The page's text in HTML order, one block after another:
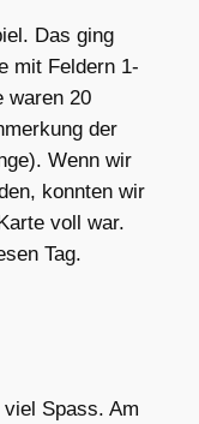
Das ging
mit Feldern 1-
waren 20
der
Wenn wir
konnten wir
voll war.
Tag.
Spass. Am